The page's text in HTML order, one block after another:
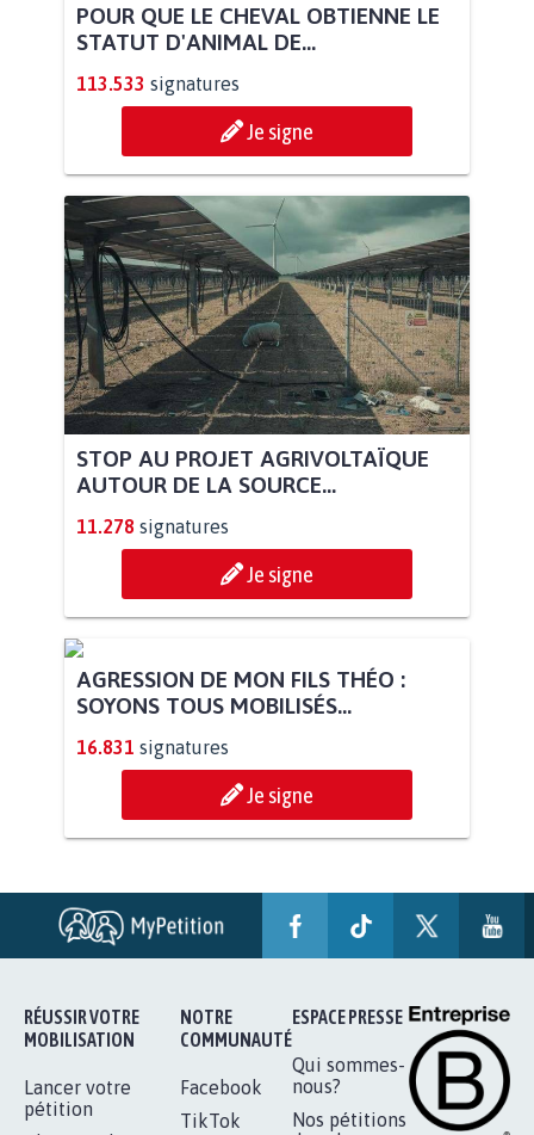
POUR QUE LE CHEVAL OBTIENNE LE
STATUT D'ANIMAL DE...
113.533 signatures
Je signe
STOP AU PROJET AGRIVOLTAÏQUE
AUTOUR DE LA SOURCE...
11.278 signatures
Je signe
AGRESSION DE MON FILS THÉO :
SOYONS TOUS MOBILISÉS...
Je signe